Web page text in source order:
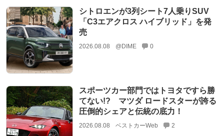
シトロエンが3列シート7人乗りSUV
「C3エアクロス ハイブリッド」を発
売
2026.08.08 @DIME 0
スポーツカー部門ではトヨタですら勝
てない!? マツダ ロードスターが誇る
圧倒的シェアと伝統の底力！
2026.08.08 ベストカーWeb 2